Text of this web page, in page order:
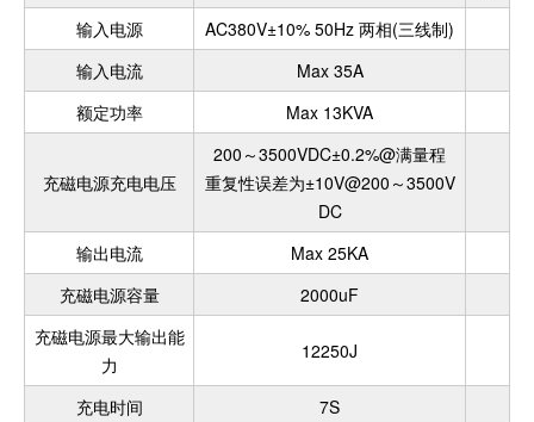
输入电源
AC380V±10% 50Hz 两相(三线制)
输入电流
Max 35A
额定功率
Max 13KVA
充磁电源充电电压
200～3500VDC±0.2%@满量程
重复性误差为±10V@200～3500V
DC
输出电流
Max 25KA
充磁电源容量
2000uF
充磁电源最大输出能
力
12250J
充电时间
7S